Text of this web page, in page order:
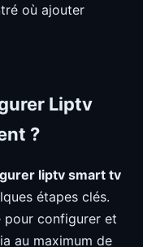
où ajouter
Liptv
?
liptv smart tv
étapes clés.
pour configurer et
au maximum de